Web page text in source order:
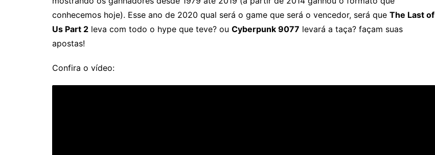
conhecemos hoje). Esse ano de 2020 qual será o game que será o vencedor, será que The Last of
Us Part 2 leva com todo o hype que teve? ou Cyberpunk 9077 levará a taça? façam suas
apostas!
Confira o vídeo: